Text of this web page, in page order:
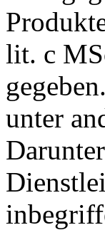
lit. c
unter